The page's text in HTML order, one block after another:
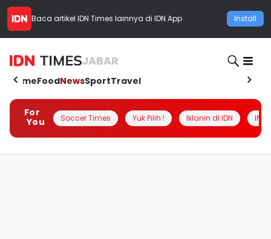
Baca artikel IDN Times lainnya di IDN App Install
JABAR
HomeFoodNewsSportTravel
For
You
Soccer Times Yuk Pilih ! Iklanin di IDN